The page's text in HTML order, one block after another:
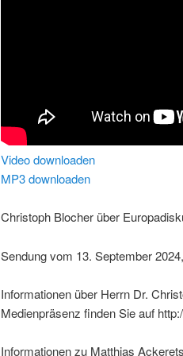
Video downloaden
MP3 downloaden
Christoph Blocher über
Sendung vom 13. September
Informationen über Herrn Dr.
Medienpräsenz finden Sie auf
Informationen zu Matthias